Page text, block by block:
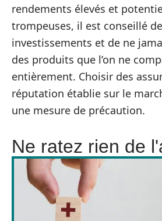
rendements élevés et
trompeuses, il est conseillé
investissements et de ne
des produits que l’on ne
entièrement. Choisir des
réputation établie sur le
une mesure de précaution.
Ne ratez rien de